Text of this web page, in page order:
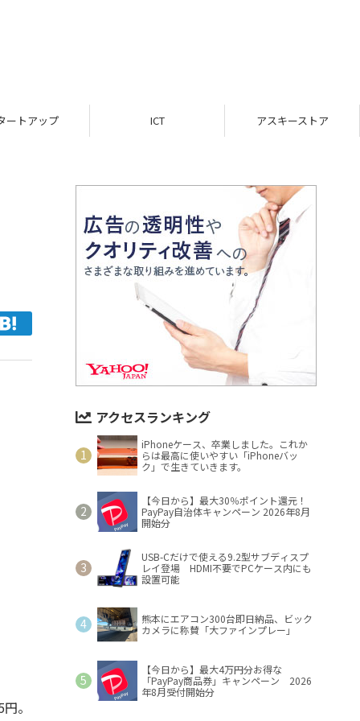
ICT アスキーストア インフォメーション
。
アクセスランキング
iPhoneケース、卒業しました。これか
らは最高に使いやすい「iPhoneバッ
ク」で生きていきます。
【今日から】最大30％ポイント還元！
PayPay自治体キャンペーン 2026年8月
開始分
USB-Cだけで使える9.2型サブディスプ
レイ登場 HDMI不要でPCケース内にも
設置可能
熊本にエアコン300台即日納品、ビック
カメラに称賛「大ファインプレー」
【今日から】最大4万円分お得な
「PayPay商品券」キャンペーン 2026
年8月受付開始分